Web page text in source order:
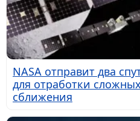
NASA отправит два
для отработки
сближения